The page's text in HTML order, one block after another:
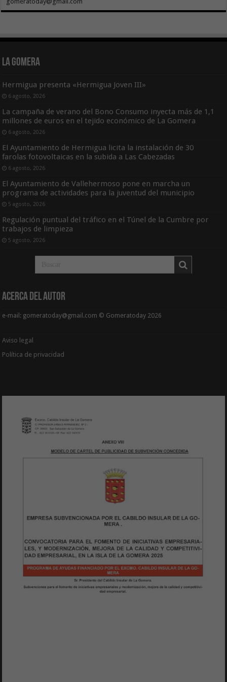
La Gomera
Hermigua presenta «Hermigua Joven III»
6 agosto, 2026
La campaña de verano del Bono Consumo inyecta más de 1,1
millones de euros en el tejido económico de La Gomera
6 agosto, 2026
El Ayuntamiento de Hermigua licita la instalación de 30
farolas fotovoltaicas en la subida a Las Cabezadas
6 agosto, 2026
El Ayuntamiento de Vallehermoso pone en marcha un
programa de actividades para la juventud del municipio
5 agosto, 2026
Regulación puntual del tráfico en el Túnel de la Cumbre por
trabajos de limpieza
5 agosto, 2026
Acerca del Autor
e-mail: gomeratoday@gmail.com © Gomeratoday 2026
Aviso legal
Política de privacidad